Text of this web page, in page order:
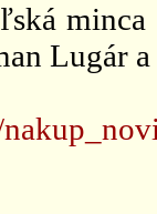
Lugár